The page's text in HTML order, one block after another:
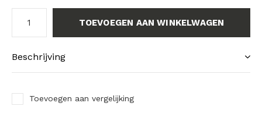
TOEVOEGEN AAN WINKELWAGEN
Beschrijving
Toevoegen aan vergelijking